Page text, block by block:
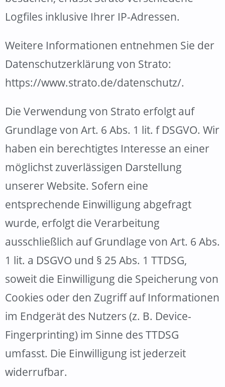
Logfiles inklusive Ihrer IP-Adressen.
Weitere Informationen entnehmen Sie der
Datenschutzerklärung von Strato:
https://www.strato.de/datenschutz/.
Die Verwendung von Strato erfolgt auf
Grundlage von Art. 6 Abs. 1 lit. f DSGVO. Wir
haben ein berechtigtes Interesse an einer
möglichst zuverlässigen Darstellung
unserer Website. Sofern eine
entsprechende Einwilligung abgefragt
wurde, erfolgt die Verarbeitung
ausschließlich auf Grundlage von Art. 6 Abs.
1 lit. a DSGVO und § 25 Abs. 1 TTDSG,
soweit die Einwilligung die Speicherung von
Cookies oder den Zugriff auf Informationen
im Endgerät des Nutzers (z. B. Device-
Fingerprinting) im Sinne des TTDSG
umfasst. Die Einwilligung ist jederzeit
widerrufbar.